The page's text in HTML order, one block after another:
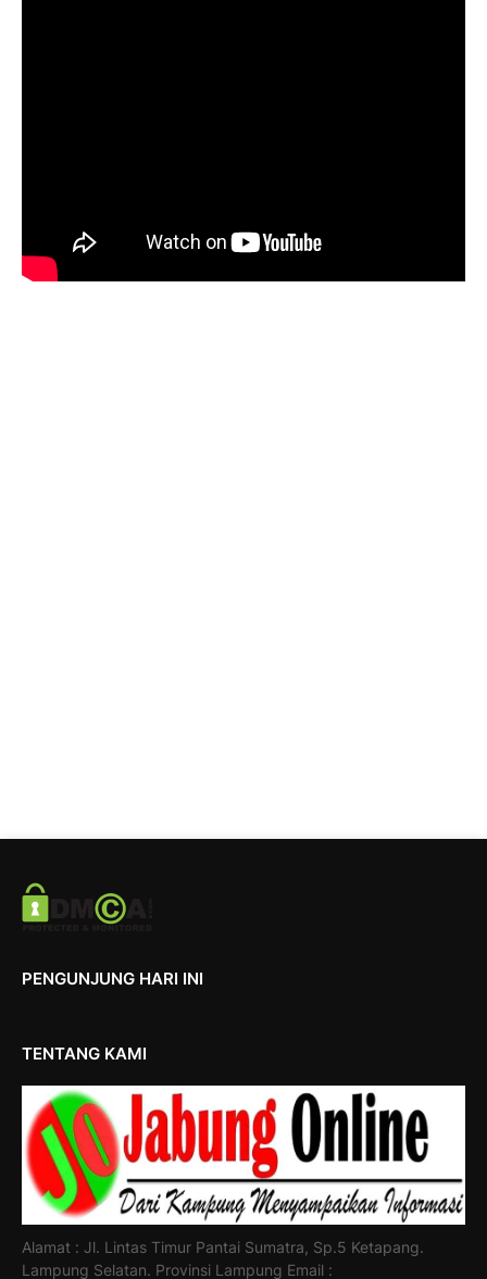
PENGUNJUNG HARI INI
TENTANG KAMI
Alamat : Jl. Lintas Timur Pantai Sumatra, Sp.5 Ketapang.
Lampung Selatan. Provinsi Lampung Email :